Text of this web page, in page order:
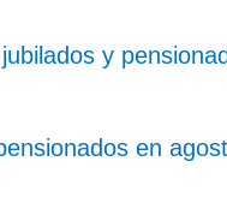
y
en